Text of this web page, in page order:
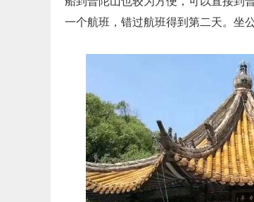
一个航班，错过航班得到第二天。坐